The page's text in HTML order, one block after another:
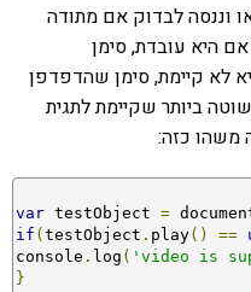
וננסה לבדוק אם מתודה
היא עובדת, סימן
לא קיימת, סימן שהדפדפן
ביותר שקיימת לתגית
var testObject =
if (testObject . play() ==
console . log ( 'video is
}